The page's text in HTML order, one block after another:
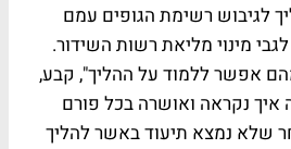
לגיבוש רשימת הגופים עמם
מינוי מליאת רשות השידור.
אפשר ללמוד על ההליך", קבע,
איך נקראה ואושרה בכל פורם
שלא נמצא תיעוד באשר להליך